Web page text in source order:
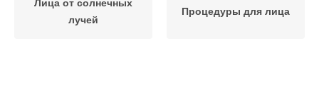
лучей
Процедуры для лица